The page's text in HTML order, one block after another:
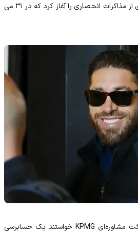
قصد خرید امضا شد که دوره‌ای از مذاکرات انحصاری را آغاز کرد که در ۳۱ می
در این مدت، خریداران از شرکت مشاوره‌ای KPMG خواستند یک حسابرسی